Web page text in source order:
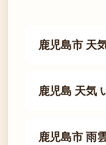
鹿児島市 天
鹿児島 天気
鹿児島市 雨